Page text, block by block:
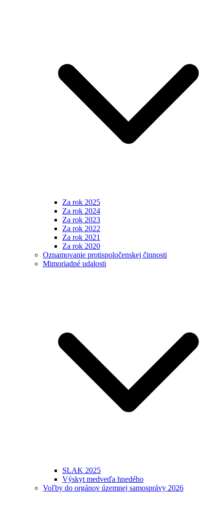
Za rok 2025
Za rok 2024
Za rok 2023
Za rok 2022
Za rok 2021
Za rok 2020
Oznamovanie protispoločenskej činnosti
Mimoriadné udalosti
SLAK 2025
Výskyt medveďa hnedého
Voľby do orgánov územnej samosprávy 2026